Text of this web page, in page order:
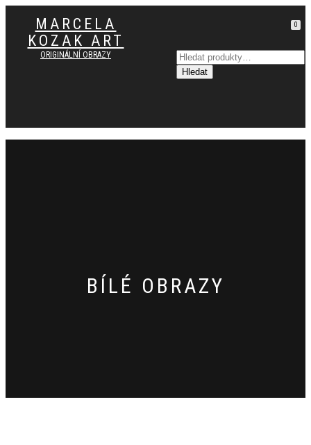
MARCELA
KOZAK ART
ORIGINÁLNÍ OBRAZY
0
BÍLÉ OBRAZY